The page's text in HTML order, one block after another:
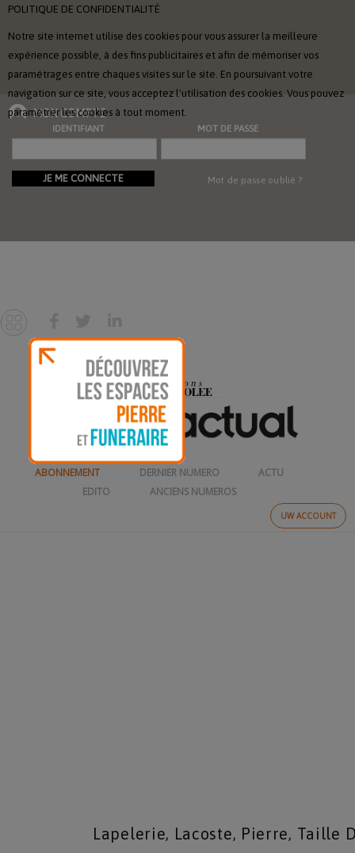
POLITIQUE DE CONFIDENTIALITÉ
Notre site internet utilise des cookies pour vous assurer la meilleure
expérience possible, à des fins publicitaires et afin de mémoriser vos
paramétrages entre chaques visites sur le site. En poursuivant votre
navigation sur ce site, vous acceptez l'utilisation des cookies. Vous pouvez
paramétrer les cookies à tout moment.
MON COMPTE
IDENTIFIANT MOT DE PASSE
JE ME CONNECTE Mot de passe oublié ?
UW ACCOUNT
ABONNEMENT DERNIER NUMERO
ACTU
EDITO
ANCIENS NUMEROS
Lapelerie, Lacoste, Pierre, Taille